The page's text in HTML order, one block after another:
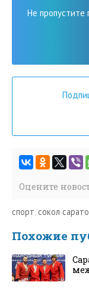
Не пропустите
Оцените
спорт, сокол
Похожие